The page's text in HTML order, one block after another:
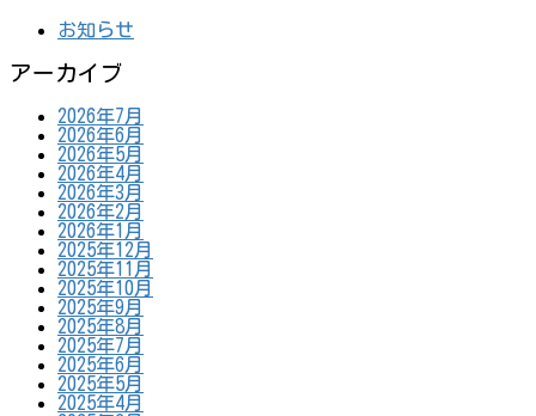
お知らせ
アーカイブ
2026年7月
2026年6月
2026年5月
2026年4月
2026年3月
2026年2月
2026年1月
2025年12月
2025年11月
2025年10月
2025年9月
2025年8月
2025年7月
2025年6月
2025年5月
2025年4月